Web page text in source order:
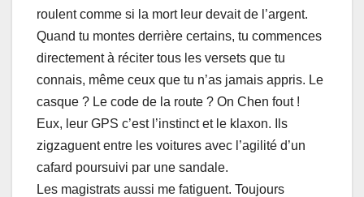
roulent comme si la mort leur devait de l’argent.
Quand tu montes derrière certains, tu commences
directement à réciter tous les versets que tu
connais, même ceux que tu n’as jamais appris. Le
casque ? Le code de la route ? On Chen fout !
Eux, leur GPS c’est l’instinct et le klaxon. Ils
zigzaguent entre les voitures avec l’agilité d’un
cafard poursuivi par une sandale.
Les magistrats aussi me fatiguent. Toujours